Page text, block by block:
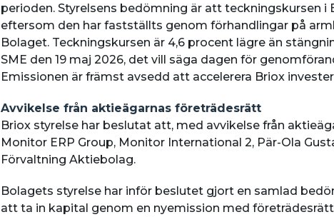
perioden. Styrelsens bedömning är att teckningskursen i
eftersom den har fastställts genom förhandlingar på
Bolaget. Teckningskursen är 4,6 procent lägre än
SME den 19 maj 2026, det vill säga dagen för
Emissionen är främst avsedd att accelerera Briox
Avvikelse från aktieägarnas företrädesrätt
Briox styrelse har beslutat att, med avvikelse från
Monitor ERP Group, Monitor International 2, Pär-Ola
Förvaltning Aktiebolag.
Bolagets styrelse har inför beslutet gjort en samlad
att ta in kapital genom en nyemission med